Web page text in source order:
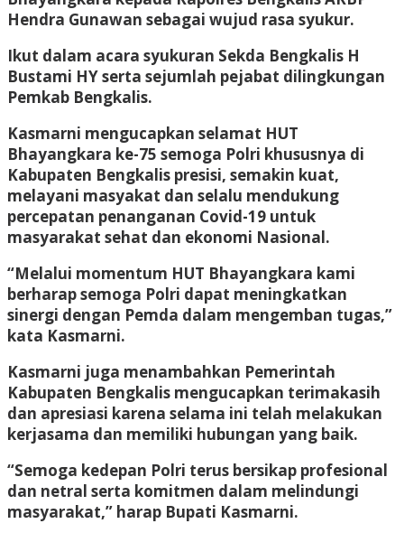
Hendra Gunawan sebagai wujud rasa syukur.
Ikut dalam acara syukuran Sekda Bengkalis H
Bustami HY serta sejumlah pejabat dilingkungan
Pemkab Bengkalis.
Kasmarni mengucapkan selamat HUT
Bhayangkara ke-75 semoga Polri khususnya di
Kabupaten Bengkalis presisi, semakin kuat,
melayani masyakat dan selalu mendukung
percepatan penanganan Covid-19 untuk
masyarakat sehat dan ekonomi Nasional.
“Melalui momentum HUT Bhayangkara kami
berharap semoga Polri dapat meningkatkan
sinergi dengan Pemda dalam mengemban tugas,”
kata Kasmarni.
Kasmarni juga menambahkan Pemerintah
Kabupaten Bengkalis mengucapkan terimakasih
dan apresiasi karena selama ini telah melakukan
kerjasama dan memiliki hubungan yang baik.
“Semoga kedepan Polri terus bersikap profesional
dan netral serta komitmen dalam melindungi
masyarakat,” harap Bupati Kasmarni.